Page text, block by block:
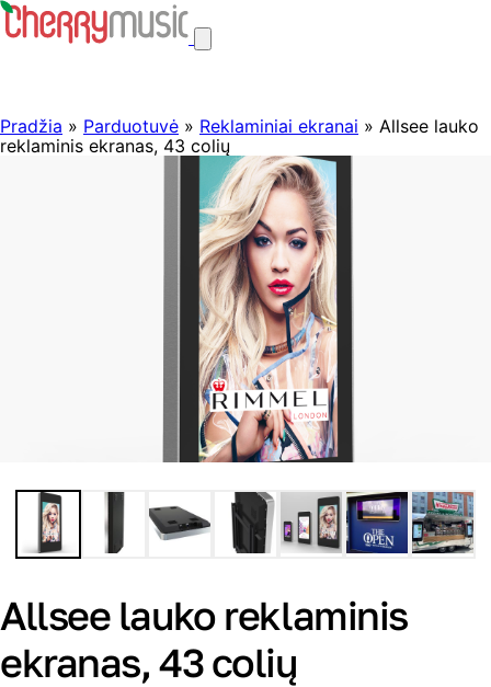
Pradžia » Parduotuvė » Reklaminiai ekranai » Allsee lauko
reklaminis ekranas, 43 colių
Allsee lauko reklaminis
ekranas, 43 colių